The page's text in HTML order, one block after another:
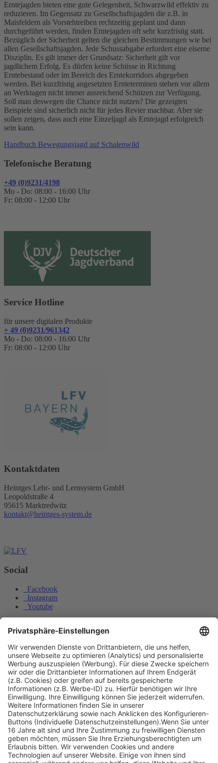
Erntejagden bieten eine gute Gelegenheit, Schwarzwild effektiv zu
reduzieren. Im Gegensatz zu Gesellschaftsjagden die z.B. in
Maisfeldern als Vorstehtreiben rechtzeitig geplant und dann
durchgeführt werden, finden Erntejagden oft sehr kurzfristig statt.
Bezüglich der Sicherheit gelten die gleichen Bestimmungen wie bei
allen Gesellschaftsjagden. Jede Schussabgabe erfordert eine eiserne
Disziplin. Es gilt immer der Grundsatz: Sicherheit gilt vor
jagdlichem Erfolg. Es dürfen keine Schüsse in Richtung
Erntebestand oder im Bereich des Erntekorridors abgegeben
werden. Bei kurzfristig angesetzten Ernteterminen stehen vor allem
an Werktagen nicht immer ausreichend Schützen zur Verfügung.
Soll man deswegen die Chance nicht nutzen? Die gezeigten
Beispiele sind sicherlich nicht für jedes Revier machbar. Aber sie
sollen zeigen, dass auch eine Einzeljagd als Erntejagd erfolgreich
sein kann.
Handbuch Bewegungsjagd auf Schalenwild
Telefonische Beratung
+49 (0)9231/4198
Mo - Do: 08:00 - 16:00 Uhr
Fr: 08:00 - 12:00 Uhr
Service Hotline
für unsere digitalen Produkte
+ 49 (0)9231/961342
Mo - Do: 08:00 - 16:00 Uhr
Fr: 08:00 - 12:00 Uhr
Kontaktdaten
Heintges Lehr- und Lernsystem GmbH
Leopoldstraße 4
95615 Marktredwitz
kontakt@heintges-system.de
Social
Facebook
Instagram
Youtube
Informationspflichten
Datenschutz
Widerrufsbelehrung
Welche Altersklasse beim Schwarzwild ist der Hauptträger- und
überträger... Welche Flugweite muss beim Schießen mit
Flintenlaufgeschossen aus Sicherheitsgründen...
Nach oben scrollen
Find Your Way!